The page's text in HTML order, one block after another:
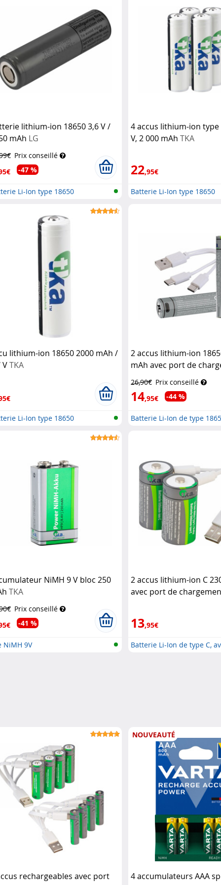
lithium-ion 18650 3,6 V /
mAh LG
Prix conseillé
-47 %
Li-Ion type 18650
4 accus lithium-ion type
V, 2 000 mAhTKA
22,95€
Batterie Li-Ion type 18650
lithium-ion 18650 2000 mAh /
VTKA
Li-Ion type 18650
2 accus lithium-ion
mAh avec port de
26,90€ Prix conseillé
14,95€ -44 %
Batterie Li-Ion de type
NiMH 9 V bloc 250
TKA
Prix conseillé
-41 %
NiMH 9V
2 accus lithium-ion C
avec port de
13,95€
Batterie Li-Ion de type C,
rechargeables avec port
NOUVEAUTÉ
4 accumulateurs AAA